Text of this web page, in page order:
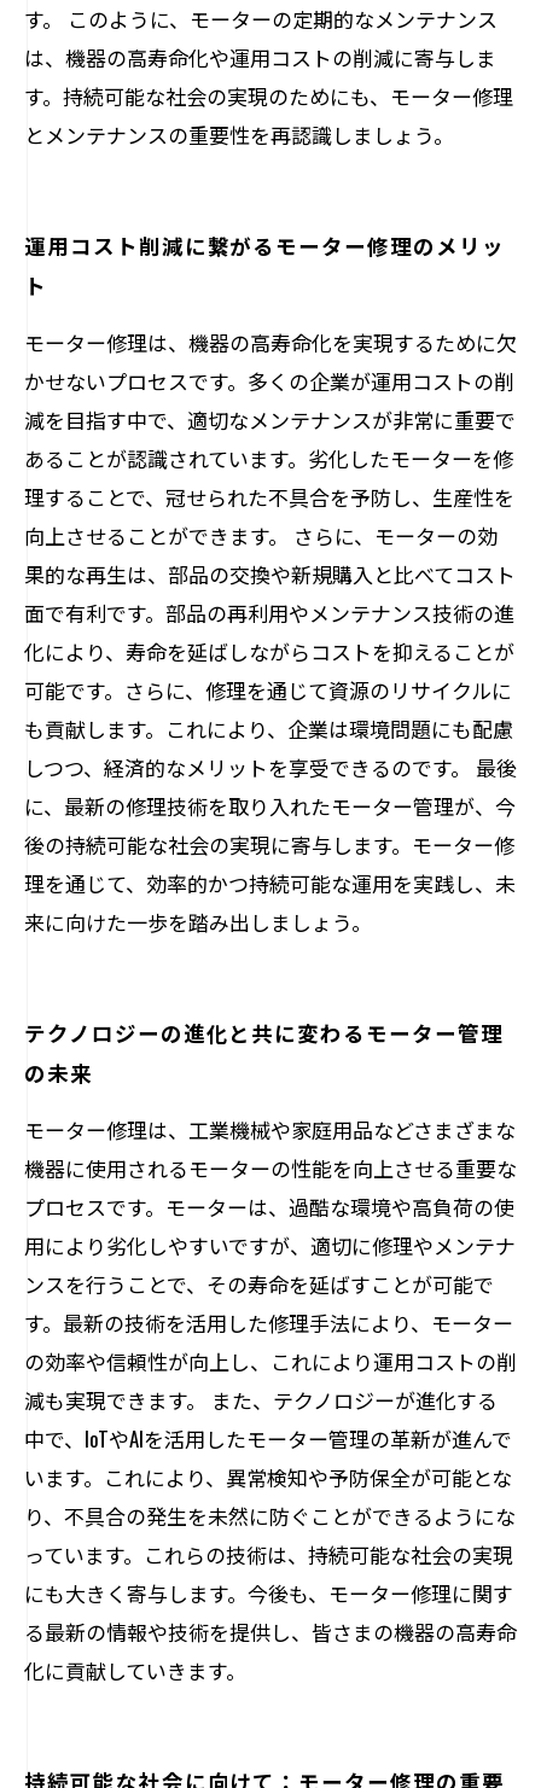
す。 このように、モーターの定期的なメンテナンス
は、機器の高寿命化や運用コストの削減に寄与しま
す。持続可能な社会の実現のためにも、モーター修理
とメンテナンスの重要性を再認識しましょう。
運用コスト削減に繋がるモーター修理のメリッ
ト
モーター修理は、機器の高寿命化を実現するために欠
かせないプロセスです。多くの企業が運用コストの削
減を目指す中で、適切なメンテナンスが非常に重要で
あることが認識されています。劣化したモーターを修
理することで、冠せられた不具合を予防し、生産性を
向上させることができます。 さらに、モーターの効
果的な再生は、部品の交換や新規購入と比べてコスト
面で有利です。部品の再利用やメンテナンス技術の進
化により、寿命を延ばしながらコストを抑えることが
可能です。さらに、修理を通じて資源のリサイクルに
も貢献します。これにより、企業は環境問題にも配慮
しつつ、経済的なメリットを享受できるのです。 最後
に、最新の修理技術を取り入れたモーター管理が、今
後の持続可能な社会の実現に寄与します。モーター修
理を通じて、効率的かつ持続可能な運用を実践し、未
来に向けた一歩を踏み出しましょう。
テクノロジーの進化と共に変わるモーター管理
の未来
モーター修理は、工業機械や家庭用品などさまざまな
機器に使用されるモーターの性能を向上させる重要な
プロセスです。モーターは、過酷な環境や高負荷の使
用により劣化しやすいですが、適切に修理やメンテナ
ンスを行うことで、その寿命を延ばすことが可能で
す。最新の技術を活用した修理手法により、モーター
の効率や信頼性が向上し、これにより運用コストの削
減も実現できます。 また、テクノロジーが進化する
中で、IoTやAIを活用したモーター管理の革新が進んで
います。これにより、異常検知や予防保全が可能とな
り、不具合の発生を未然に防ぐことができるようにな
っています。これらの技術は、持続可能な社会の実現
にも大きく寄与します。今後も、モーター修理に関す
る最新の情報や技術を提供し、皆さまの機器の高寿命
化に貢献していきます。
持続可能な社会に向けて：モーター修理の重要